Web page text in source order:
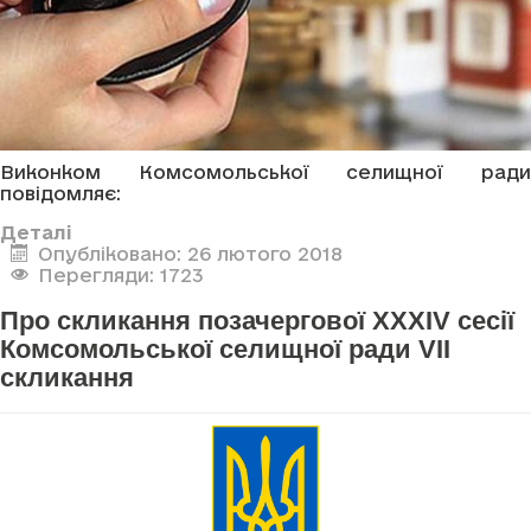
Виконком Комсомольської селищної ради
повідомляє:
Деталі
Опубліковано: 26 лютого 2018
Перегляди: 1723
Про скликання позачергової XXXIV сесії
Комсомольської селищної ради VII
скликання